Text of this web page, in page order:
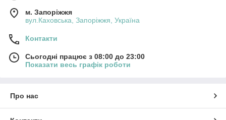
м. Запоріжжя
вул.Каховська, Запоріжжя, Україна
Контакти
Сьогодні працює з 08:00 до 23:00
Показати весь графік роботи
Про нас